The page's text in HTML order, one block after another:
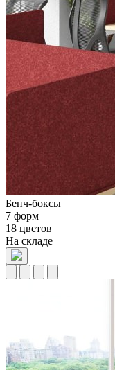
Бенч-боксы
7 форм
18 цветов
На складе